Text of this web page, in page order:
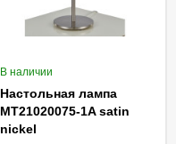
В наличии
Настольная лампа
MT21020075-1A satin
nickel